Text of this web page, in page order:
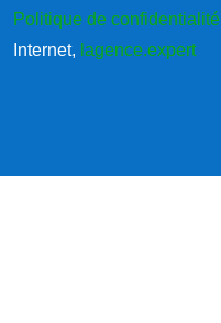
Politique de confidentialité
Internet, lagence.expert